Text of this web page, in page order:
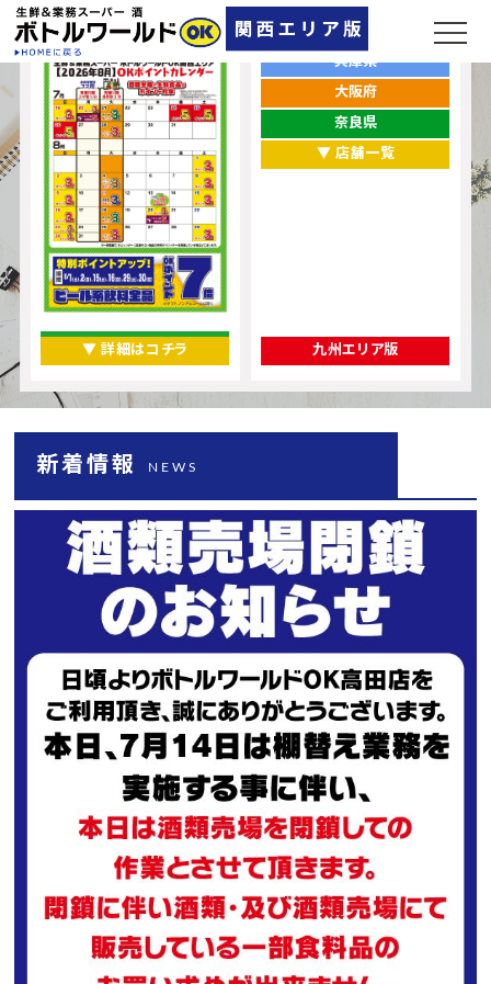
ポイントカレンダー
▼ 詳細はコチラ
お店をエリアから探す
兵庫県
大阪府
奈良県
▼ 店舗一覧
九州エリア版
新着情報 NEWS